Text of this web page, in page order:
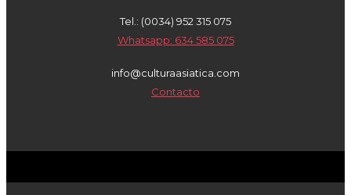
Tel.: (0034) 952 315 075
Whatsapp: 634 585 075
info@culturaasiatica.com
Contacto